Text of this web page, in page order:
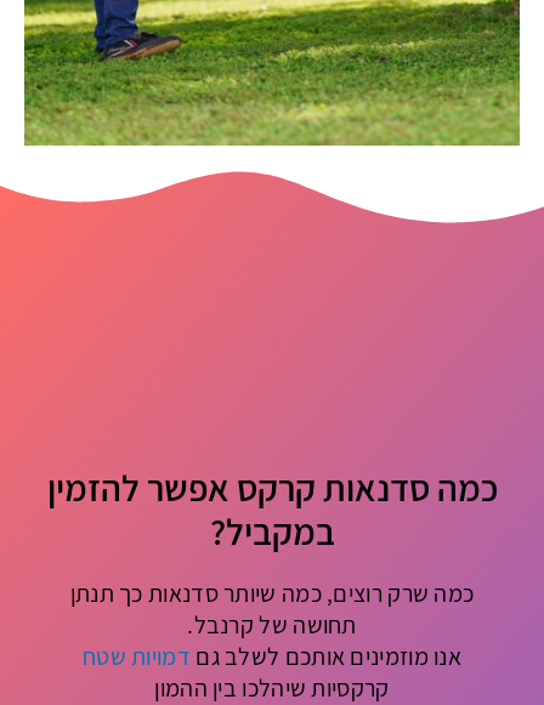
כמה סדנאות קרקס אפשר להזמין
במקביל?
כמה שרק רוצים, כמה שיותר סדנאות כך תנתן
תחושה של קרנבל.
אנו מוזמינים אותכם לשלב גם דמויות שטח
קרקסיות שיהלכו בין ההמון